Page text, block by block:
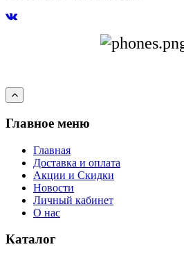
Главное меню
Главная
Доставка и оплата
Акции и Скидки
Новости
Личный кабинет
О нас
Каталог